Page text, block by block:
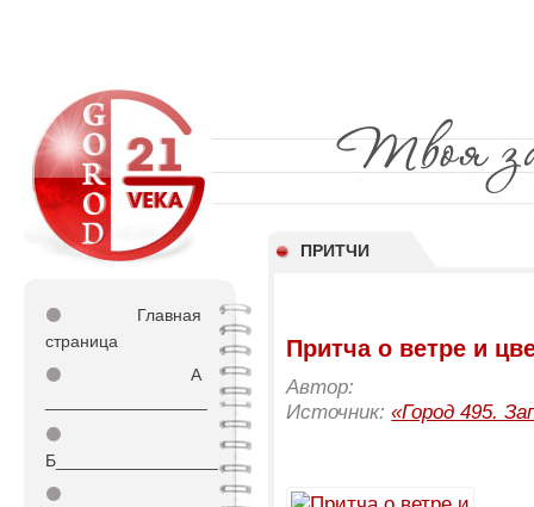
ПРИТЧИ
⚫
Главная
страница
⚫
А
⚫
Б_________________
⚫
Притча о ветре и
Автор:
Источник:«Город 495.